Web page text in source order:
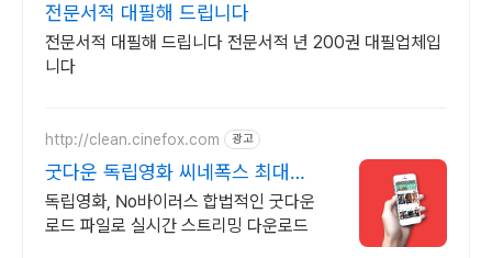
전문서적 대필해 드립니다
전문서적 대필해 드립니다 전문서적 년 200권 대필업체입
니다
http://clean.cinefox.com 광고
굿다운 독립영화 씨네폭스 최대3
만원+10%추가적립
독립영화, No바이러스 합법적인 굿다운
로드 파일로 실시간 스트리밍 다운로드